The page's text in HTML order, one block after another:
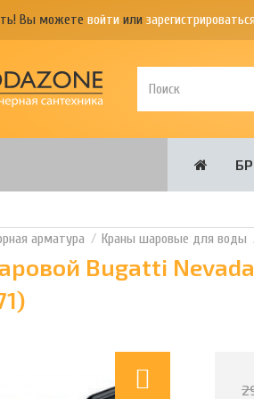
Вы можете войти или
арматура Краны шаровые для воды
Bugatti